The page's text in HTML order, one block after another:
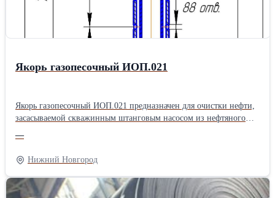
Якорь газопесочный ИОП.021
Якорь газопесочный ИОП.021 предназначен для очистки нефти,
засасываемой скважинным штанговым насосом из нефтяного
корпуса, нижнего корпуса, патрубка, соединительных муфт,
внутренней трубы и пробки. Все детали якоря за исключением
внутренней трубы имеют резьбы НКТ73 ГОСТ 633-80 с шагом
2,54 мм. Для забора рабочей среды из затрубного пространства
верхний корпус имеет 88 отверстий Ø10мм. Характеристики: -
—
Нижний Новгород